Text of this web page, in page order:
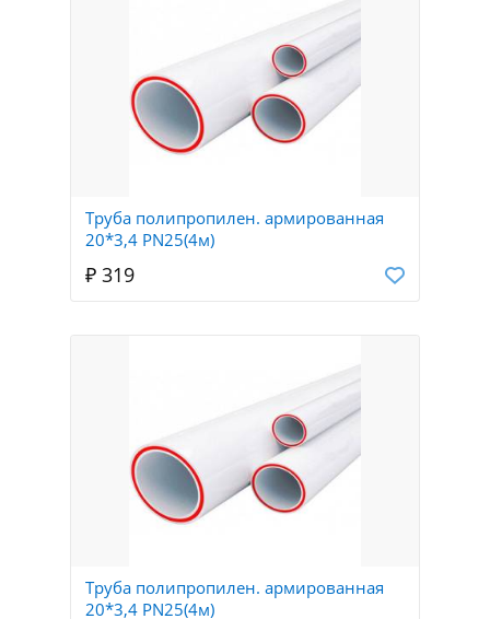
Труба полипропилен. армированная
20*3,4 PN25(4м)
₽ 319
Труба полипропилен. армированная
20*3,4 PN25(4м)